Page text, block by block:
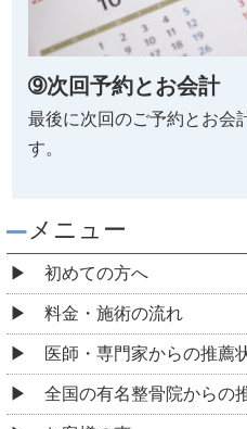
➈次回予約とお会計
最後に次回のご予約とお会
す。
メニュー
初めての方へ
料金・施術の流れ
医師・専門家からの推薦
全国の有名整骨院からの